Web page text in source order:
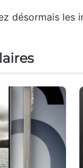
désormais les